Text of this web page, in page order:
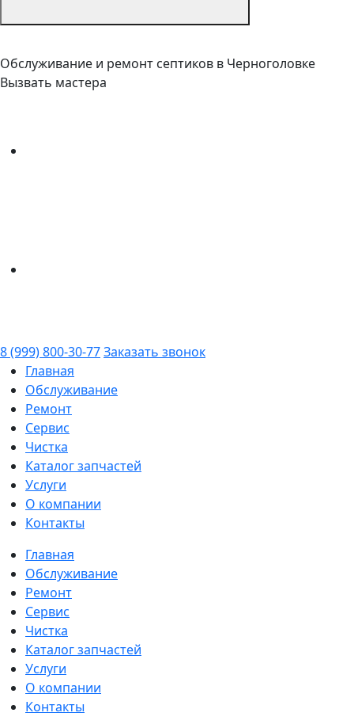
Обслуживание и ремонт септиков в Черноголовке
Вызвать мастера
8 (999) 800-30-77Заказать звонок
Главная
Обслуживание
Ремонт
Сервис
Чистка
Каталог запчастей
Услуги
О компании
Контакты
Главная
Обслуживание
Ремонт
Сервис
Чистка
Каталог запчастей
Услуги
О компании
Контакты